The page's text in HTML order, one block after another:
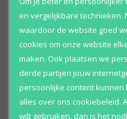
Animale
en vergelijkbare technieken.
waardoor de website goed
cookies om onze website
maken. Ook plaatsen we
derde partijen jouw
persoonlijke content kunnen
alles over ons cookiebeleid.
wilt gebruiken, dan is het